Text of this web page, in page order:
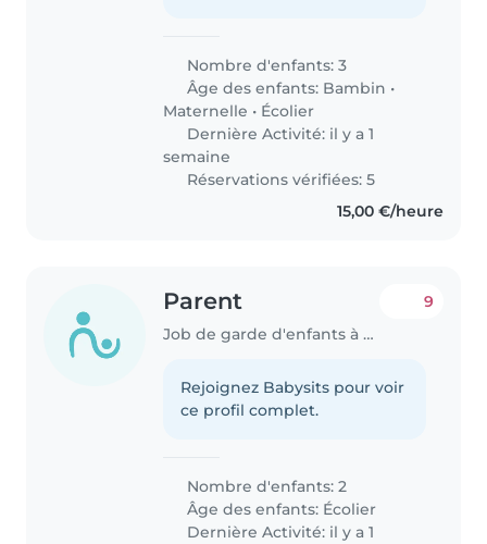
Nombre d'enfants: 3
Âge des enfants: Bambin •
Maternelle • Écolier
Dernière Activité: il y a 1
semaine
Réservations vérifiées: 5
15,00 €/heure
Parent
Job de garde d'enfants à Dudelange
9
Rejoignez Babysits pour voir
ce profil complet.
Nombre d'enfants: 2
Âge des enfants: Écolier
Dernière Activité: il y a 1